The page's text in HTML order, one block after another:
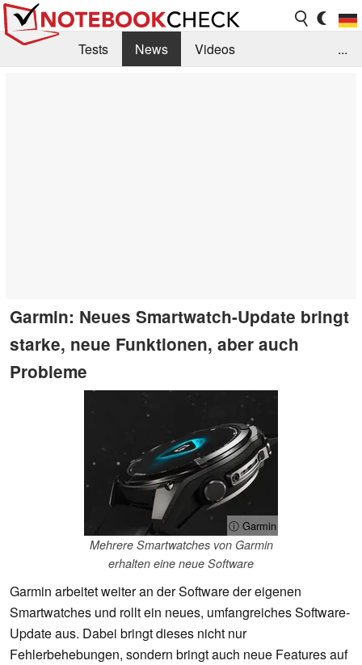
Tests News
Videos
...
Garmin: Neues Smartwatch-Update bringt
starke, neue Funktionen, aber auch
Probleme
ⓘ Garmin
Mehrere Smartwatches von Garmin
erhalten eine neue Software
Garmin arbeitet weiter an der Software der eigenen
Smartwatches und rollt ein neues, umfangreiches Software-
Update aus. Dabei bringt dieses nicht nur
Fehlerbehebungen, sondern bringt auch neue Features auf